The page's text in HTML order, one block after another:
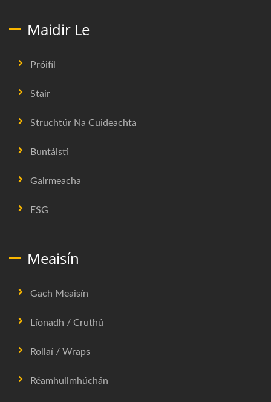
Maidir Le
Próifíl
Stair
Struchtúr Na Cuideachta
Buntáistí
Gairmeacha
ESG
Meaisín
Gach Meaisín
Líonadh / Cruthú
Rollaí / Wraps
Réamhullmhúchán